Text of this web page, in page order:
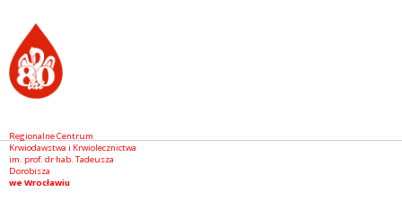
Regionalne Centrum
Krwiodawstwa i Krwiolecznictwa
im. prof. dr hab. Tadeusza
Dorobisza
we Wrocławiu